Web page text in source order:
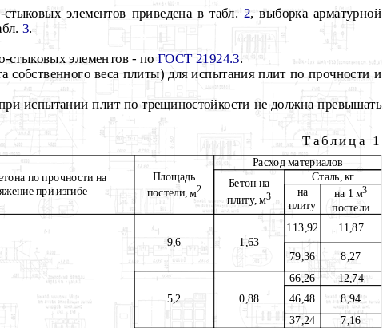
элементов приведена в табл.2, выборка арматурной
3.
стыковых элементов - поГОСТ 21924.3.
собственного веса плиты) для испытания плит по прочности и
испытании плит по трещиностойкости не должна превышать
Таблица 1
тона по прочности на
при изгибе
Площадь
постели,м2
Расход материалов
Бетон на
плиту, м3
Сталь, кг
на
плиту
на 1 м3
постели
9,6 1,63
113,92 11,87
79,36 8,27
5,2
0,88
66,26
12,74
46,48 8,94
37,24
7,16